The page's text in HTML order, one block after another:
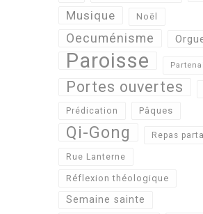
Musique Noël
Oecuménisme
Paroisse
Portes ouvertes
Prédication Pâques
Qi-Gong Repas
Rue Lanterne
Réflexion théologique
Semaine sainte